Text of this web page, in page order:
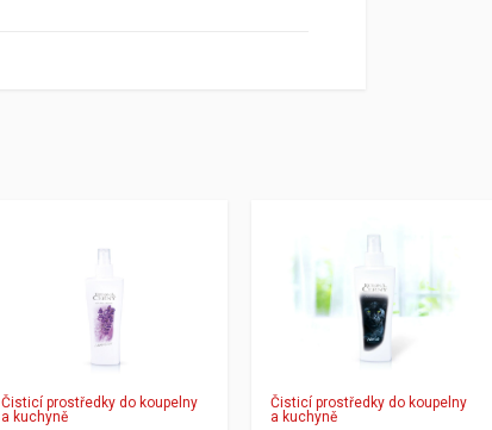
Čisticí prostředky do koupelny
a kuchyně
Čisticí prostředky do koupelny
a kuchyně